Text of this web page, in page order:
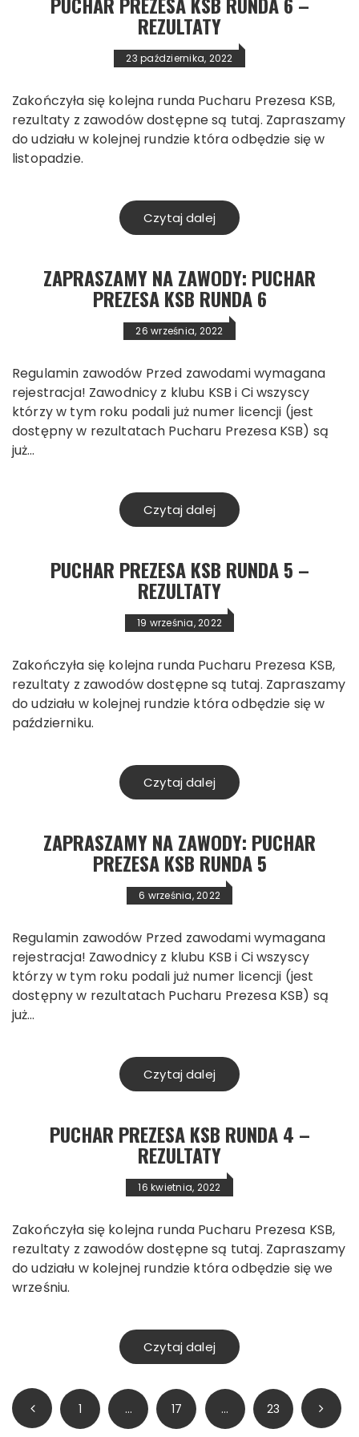
REZULTATY
23 października, 2022
Zakończyła się kolejna runda Pucharu Prezesa KSB,
rezultaty z zawodów dostępne są tutaj. Zapraszamy
do udziału w kolejnej rundzie która odbędzie się w
listopadzie.
Czytaj dalej
ZAPRASZAMY NA ZAWODY: PUCHAR
PREZESA KSB RUNDA 6
26 września, 2022
Regulamin zawodów Przed zawodami wymagana
rejestracja! Zawodnicy z klubu KSB i Ci wszyscy
którzy w tym roku podali już numer licencji (jest
dostępny w rezultatach Pucharu Prezesa KSB) są
już…
Czytaj dalej
PUCHAR PREZESA KSB RUNDA 5 –
REZULTATY
19 września, 2022
Zakończyła się kolejna runda Pucharu Prezesa KSB,
rezultaty z zawodów dostępne są tutaj. Zapraszamy
do udziału w kolejnej rundzie która odbędzie się w
październiku.
Czytaj dalej
ZAPRASZAMY NA ZAWODY: PUCHAR
PREZESA KSB RUNDA 5
6 września, 2022
Regulamin zawodów Przed zawodami wymagana
rejestracja! Zawodnicy z klubu KSB i Ci wszyscy
którzy w tym roku podali już numer licencji (jest
dostępny w rezultatach Pucharu Prezesa KSB) są
już…
Czytaj dalej
PUCHAR PREZESA KSB RUNDA 4 –
REZULTATY
16 kwietnia, 2022
Zakończyła się kolejna runda Pucharu Prezesa KSB,
rezultaty z zawodów dostępne są tutaj. Zapraszamy
do udziału w kolejnej rundzie która odbędzie się we
wrześniu.
Czytaj dalej
Stronicowanie
wpisów1 … 17 … 23